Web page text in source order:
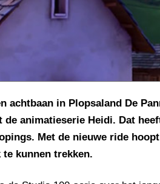
achtbaan in Plopsaland De
animatieserie Heidi. Dat
Met de nieuwe ride
kunnen trekken.